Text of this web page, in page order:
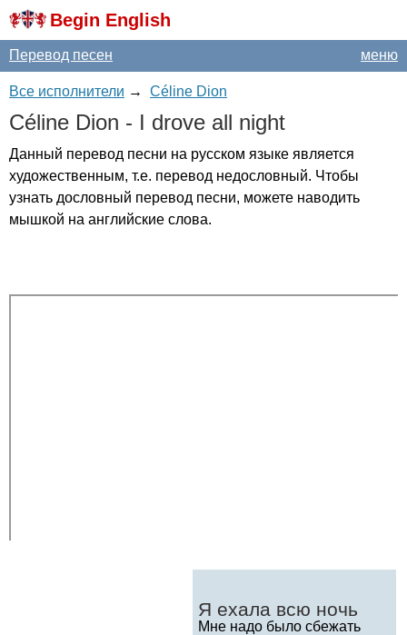
Begin English
меню
Перевод песен
Все исполнители → Céline Dion
Céline Dion - I drove all night
Данный перевод песни на русском языке является
художественным, т.е. перевод недословный. Чтобы
узнать дословный перевод песни, можете наводить
мышкой на английские слова.
Я ехала всю ночь
Мне надо было сбежать